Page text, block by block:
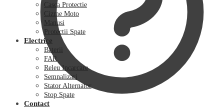
Casca Protectie
Cizme Moto
Manusi
Protectii Spate
Electrice
Baterii
FAR
Releu Incarcare
Semnalizari
Stator Alternator
Stop Spate
Contact